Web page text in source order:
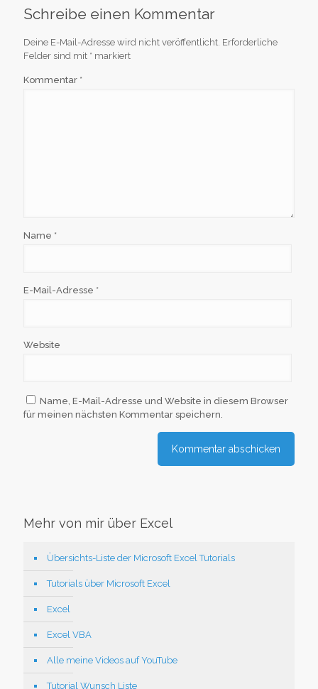
Schreibe einen Kommentar
Deine E-Mail-Adresse wird nicht veröffentlicht. Erforderliche
Felder sind mit * markiert
Kommentar *
Name *
E-Mail-Adresse *
Website
Name, E-Mail-Adresse und Website in diesem Browser
für meinen nächsten Kommentar speichern.
Mehr von mir über Excel
Übersichts-Liste der Microsoft Excel Tutorials
Tutorials über Microsoft Excel
Excel
Excel VBA
Alle meine Videos auf YouTube
Tutorial Wunsch Liste